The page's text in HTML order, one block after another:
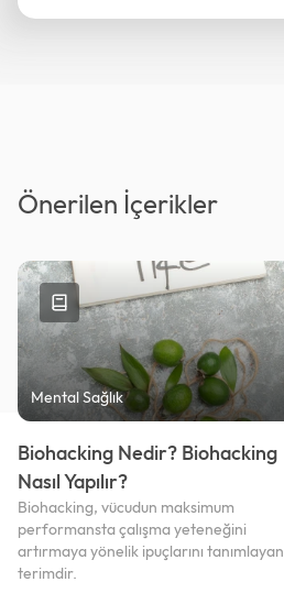
Önerilen İçerikler
Mental Sağlık
Biohacking Nedir? Biohacking
Nasıl Yapılır?
Biohacking, vücudun maksimum
performansta çalışma yeteneğini
artırmaya yönelik ipuçlarını tanımlayan
terimdir.